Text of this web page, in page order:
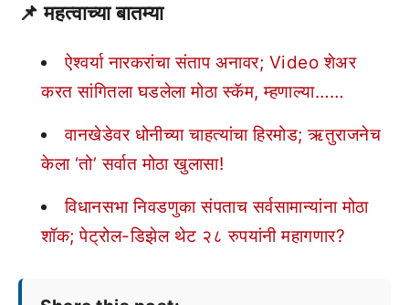
📌महत्वाच्या बातम्या
ऐश्वर्या नारकरांचा संताप अनावर; Video शेअर
करत सांगितला घडलेला मोठा स्कॅम, म्हणाल्या……
वानखेडेवर धोनीच्या चाहत्यांचा हिरमोड; ऋतुराजनेच
केला ‘तो’ सर्वात मोठा खुलासा!
विधानसभा निवडणुका संपताच सर्वसामान्यांना मोठा
शॉक; पेट्रोल-डिझेल थेट २८ रुपयांनी महागणार?